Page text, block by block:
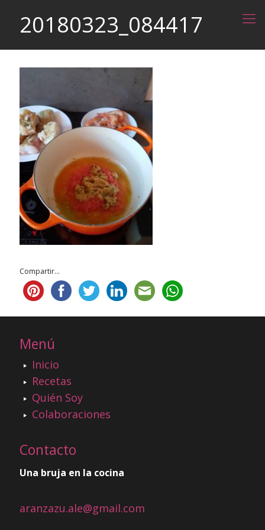
20180323_084417
Compartir...
Menú
Inicio
Recetas
Quién Soy
Colaboraciones
Contacto
Una bruja en la cocina
aranzazu.ale@gmail.com